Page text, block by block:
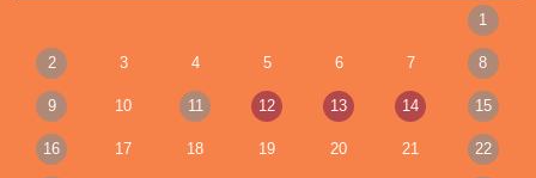
1
2 3 4 5 6 7 8
9 10 11 12 13 14 15
16 17 18 19 20 21 22